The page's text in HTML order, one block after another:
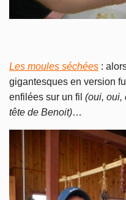
Les moules séchées :
gigantesques en version
enfilées sur un fil (oui, oui,
tête de Benoit)…